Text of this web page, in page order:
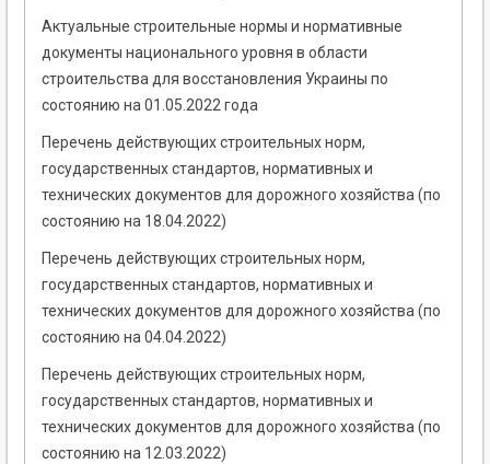
Актуальные строительные нормы и нормативные
документы национального уровня в области
строительства для восстановления Украины по
состоянию на 01.05.2022 года
Перечень действующих строительных норм,
государственных стандартов, нормативных и
технических документов для дорожного хозяйства (по
состоянию на 18.04.2022)
Перечень действующих строительных норм,
государственных стандартов, нормативных и
технических документов для дорожного хозяйства (по
состоянию на 04.04.2022)
Перечень действующих строительных норм,
государственных стандартов, нормативных и
технических документов для дорожного хозяйства (по
состоянию на 12.03.2022)